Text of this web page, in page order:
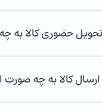
حضوری کالا به
کالا به چه